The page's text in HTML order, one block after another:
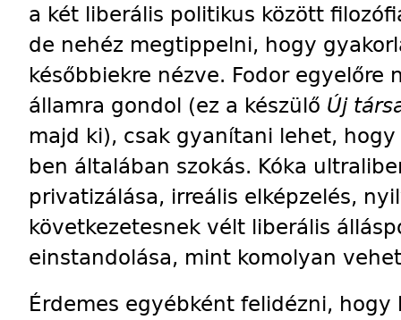
a két liberális politikus között
de nehéz megtippelni, hogy
későbbiekre nézve. Fodor egyelőre
államra gondol (ez a készülő Új
majd ki), csak gyanítani lehet,
ben általában szokás. Kóka
privatizálása, irreális elképzelés,
következetesnek vélt liberális
einstandolása, mint komolyan
Érdemes egyébként felidézni,